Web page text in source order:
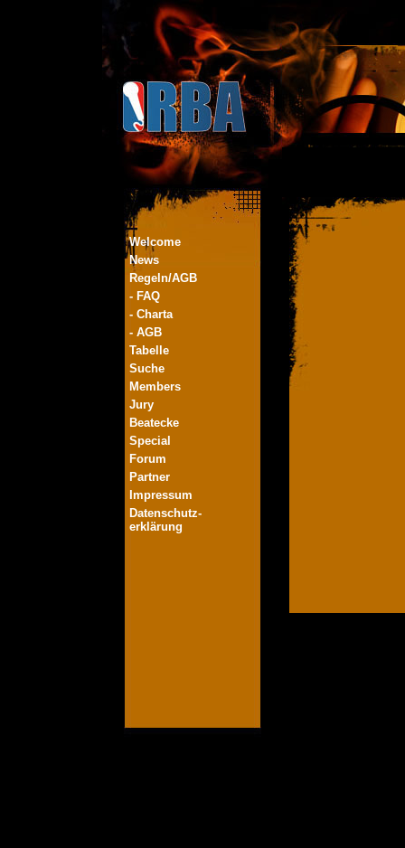
Welcome
News
Regeln/AGB
- FAQ
- Charta
- AGB
Tabelle
Suche
Members
Jury
Beatecke
Special
Forum
Partner
Impressum
Datenschutz-
erklärung